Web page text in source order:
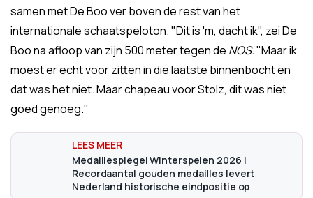
samen met De Boo ver boven de rest van het
internationale schaatspeloton. "Dit is 'm, dacht ik", zei De
Boo na afloop van zijn 500 meter tegen de NOS."Maar ik
moest er echt voor zitten in die laatste binnenbocht en
dat was het niet. Maar chapeau voor Stolz, dit was niet
goed genoeg."
Medaillespiegel Winterspelen 2026 |
Recordaantal gouden medailles levert
Nederland historische eindpositie op